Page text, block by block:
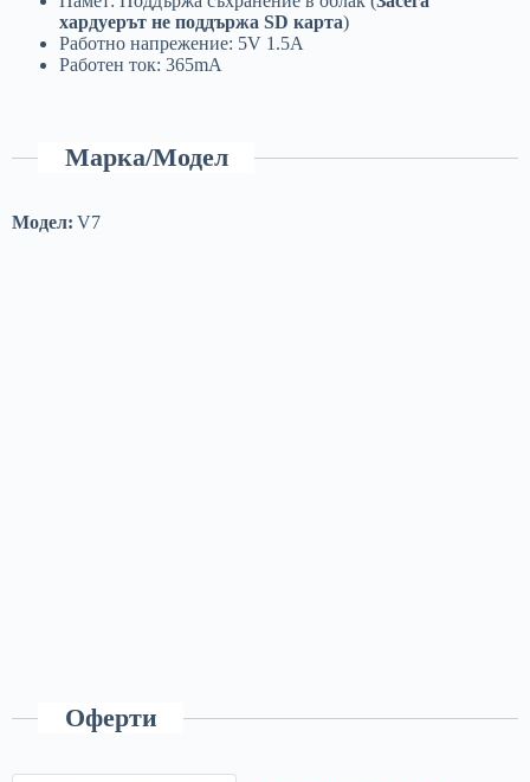
хардуерът не поддържа SD карта)
Работно напрежение: 5V 1.5A
Работен ток: 365mA
Марка/Модел
Модел: V7
Оферти